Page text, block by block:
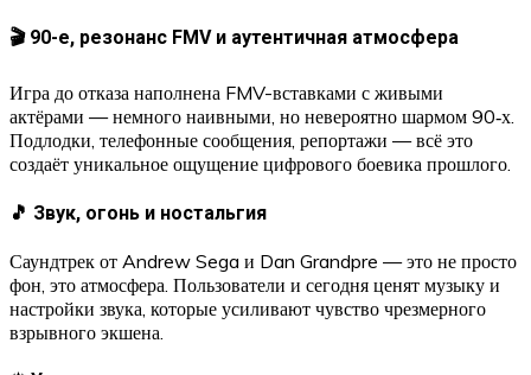
🎬 90-е, резонанс FMV и аутентичная атмосфера
Игра до отказа наполнена FMV-вставками с живыми
актёрами — немного наивными, но невероятно шармом 90‑х.
Подлодки, телефонные сообщения, репортажи — всё это
создаёт уникальное ощущение цифрового боевика прошлого.
🎵 Звук, огонь и ностальгия
Саундтрек от Andrew Sega и Dan Grandpre — это не просто
фон, это атмосфера. Пользователи и сегодня ценят музыку и
настройки звука, которые усиливают чувство чрезмерного
взрывного экшена.